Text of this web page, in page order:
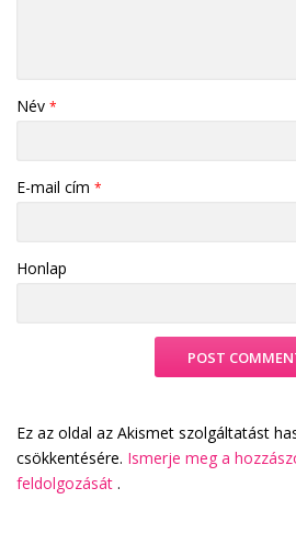
Név *
E-mail cím *
Honlap
Ez az oldal az Akismet szolgáltatást
csökkentésére. Ismerje meg a
feldolgozását .